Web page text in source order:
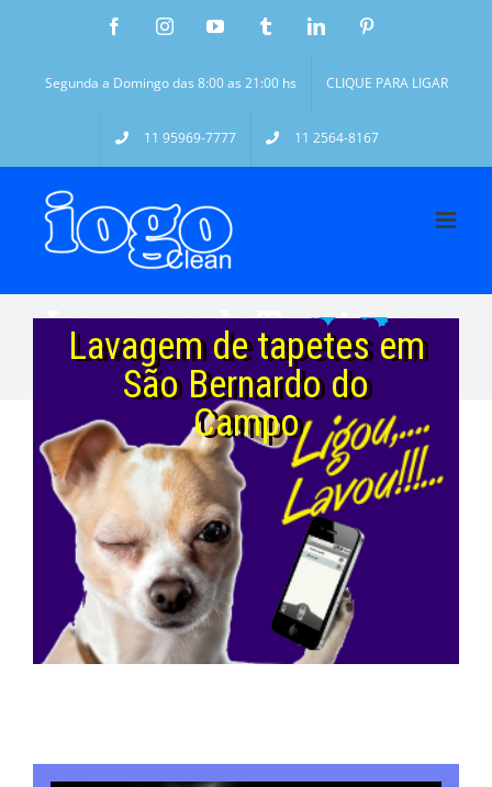
Segunda a Domingo das 8:00 as 21:00 hs CLIQUE PARA LIGAR
11 95969-7777 11 2564-8167
Lavagem de Tapetes em
São Bernardo do Campo
Lavagem de tapetes em
São Bernardo do
Campo